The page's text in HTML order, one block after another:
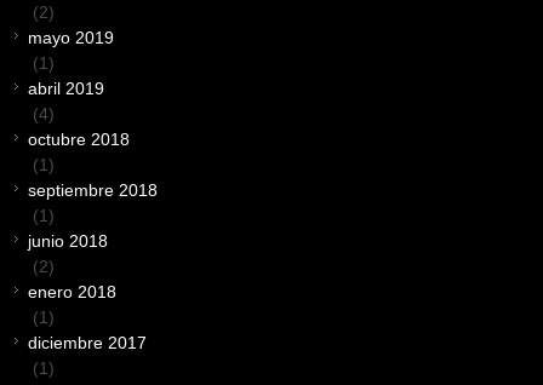
(2)
mayo 2019
(1)
abril 2019
(4)
octubre 2018
(1)
septiembre 2018
(1)
junio 2018
(2)
enero 2018
(1)
diciembre 2017
(1)